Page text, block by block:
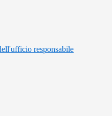
responsabile